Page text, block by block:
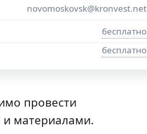
novomoskovsk@kronvest.net
бесплатно
бесплатно
провести
материалами.